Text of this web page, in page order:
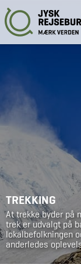
TREKKING
At trekke byder på
trek er udvalgt på
lokalbefolkningen
anderledes